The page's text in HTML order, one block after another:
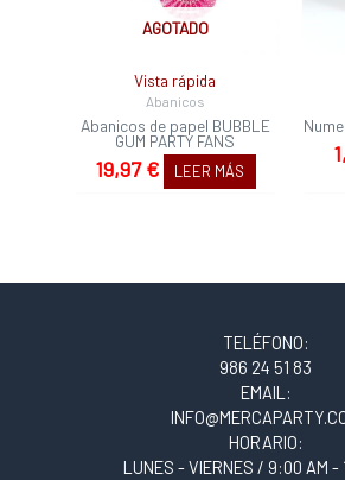
AGOTADO
Vista rápida
Abanicos
Abanicos de papel BUBBLE
GUM PARTY FANS
19,97€ LEER MÁS
TELÉFONO:
986 24 51 83
EMAIL:
HORARIO:
LUNES - VIERNES / 9:00 AM -